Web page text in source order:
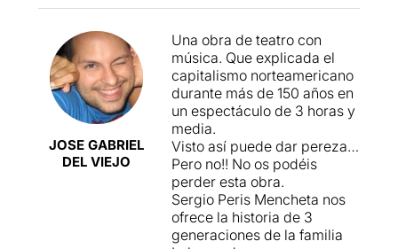
del ferrocarril, de les armes,
de Hollywood, de la
construcció del canal de
Panamà, del negoci
immobiliari, ... Creen fons
d'inversió, fons de pensions,
assegurances, ....
Sis músics actors que
encarnen més de 120
personatgesen una
divertida posada en escena
onpodríem destacar
escenes memorables, com,
enormemente de la gran
la propuesta.
JOSE GABRIEL
DEL VIEJO
Una obra de teatro con
música. Que explicada el
capitalismo norteamericano
durante más de 150 años en
un espectáculo de 3 horas y
media.
Visto así puede dar pereza…
Pero no!! No os podéis
perder esta obra.
Sergio Peris Mencheta nos
ofrece la historia de 3
generaciones de la familia